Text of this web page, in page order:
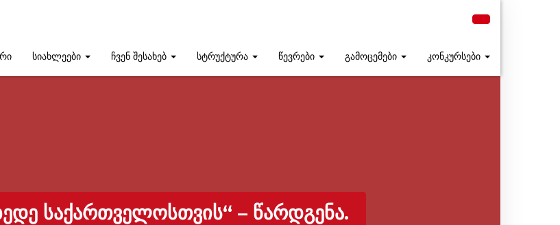
სიახლეები ჩვენ შესახებ სტრუქტურა წევრები გამოცემები კონკურსები
ᲡᲐᲥᲐᲠᲗᲕᲔᲚᲝᲡᲗᲕᲘᲡ“ – ᲬᲐᲠᲓᲒᲔᲜᲐ.